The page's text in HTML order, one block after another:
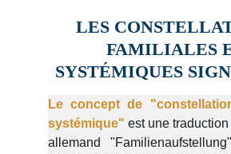
LES
FAMILIALES
SYSTÉMIQUES
Le concept de
systémique" est une
allemand